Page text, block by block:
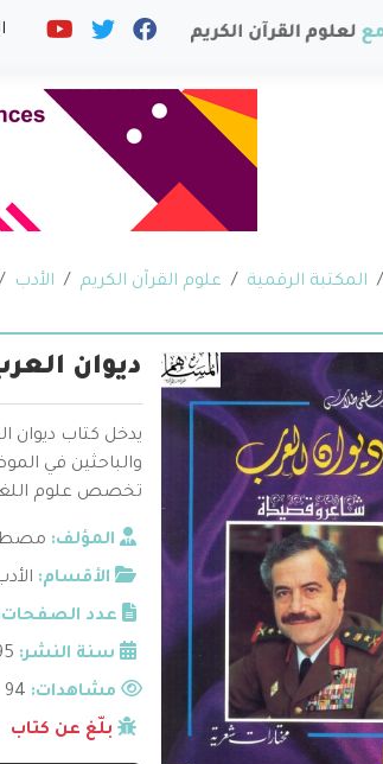
المكتبة الرقمية علوم القرآن الكريم الأدب
ديوان
يدخل كتاب
والباحثين في
تخصص علوم اللغة
المؤلف:
الأقسام:
عدد
سنة النشر:
مشاهدات:
بلّغ عن كتاب